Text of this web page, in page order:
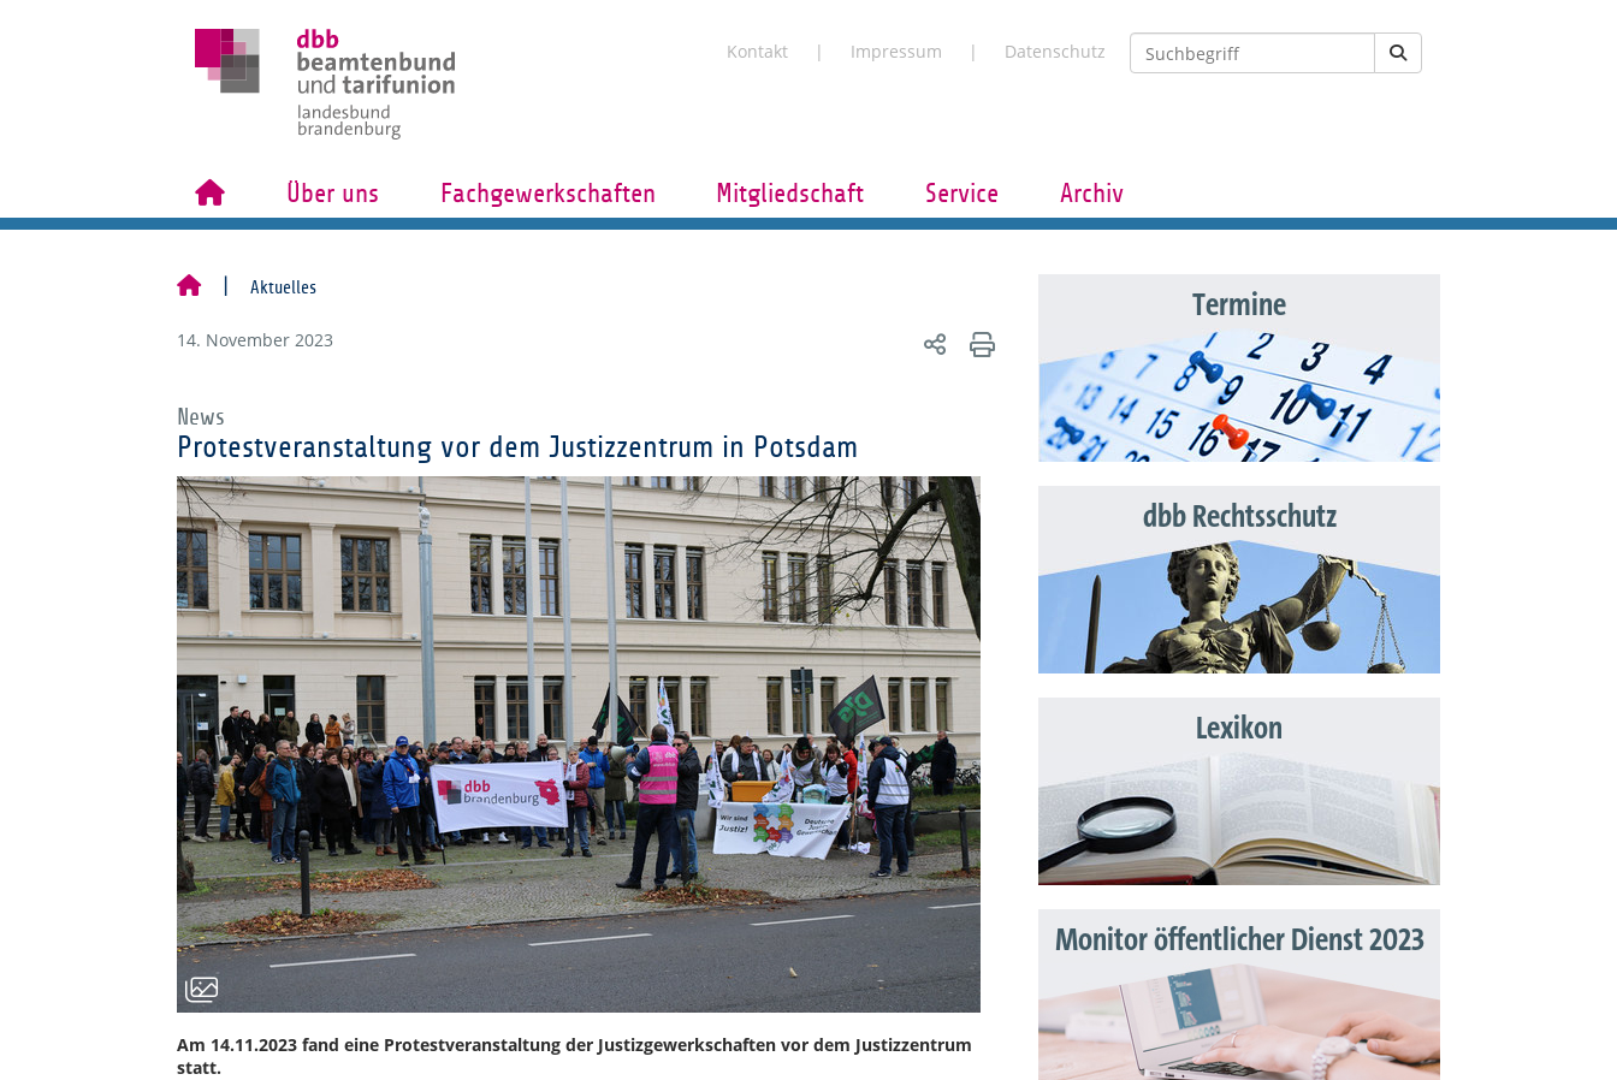
Kontakt Impressum Datenschutz
Über uns Fachgewerkschaften Mitgliedschaft Service Archiv
Aktuelles
14. November 2023
News
Protestveranstaltung vor dem Justizzentrum in Potsdam
Am 14.11.2023 fand eine Protestveranstaltung der Justizgewerkschaften vor dem Justizzentrum
statt.
Termine
dbb Rechtsschutz
Lexikon
Monitor öffentlicher Dienst 2023